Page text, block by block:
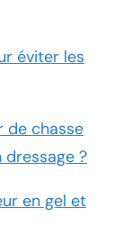
éviter les
de chasse
?
en gel et